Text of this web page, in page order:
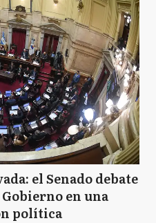
el Senado debate
en una
política